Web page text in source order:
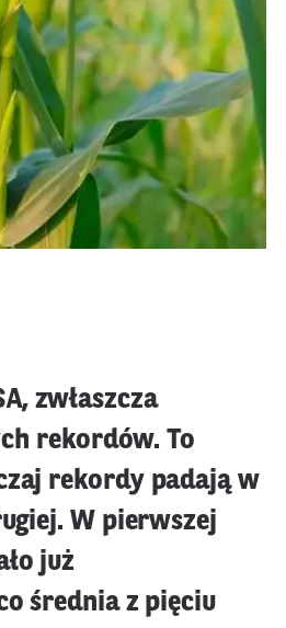
zwłaszcza
rekordów. To
rekordy padają w
W pierwszej
już
średnia z pięciu